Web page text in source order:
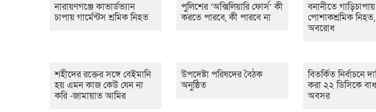
নারায়ণগঞ্জে কাভার্ডভ্যান
চাপায় গার্মেন্টস শ্রমিক নিহত
পুলিশের ‘অক্সিলিয়ারি ফোর্স’ কী
করতে পারবে, কী পারবে না
বনানীতে গাড়িচাপায়
পোশাকশ্রমিক
অবরোধ
শহীদের রক্তের সঙ্গে বেইমানি
হয় এমন কাজ কেউ যেন না
করি -জামায়াত আমির
উপদেষ্টা পরিষদের বৈঠক
অনুষ্ঠিত
বিতর্কিত নির্বাচনে
করা ২২ ডিসিকে
অবসর